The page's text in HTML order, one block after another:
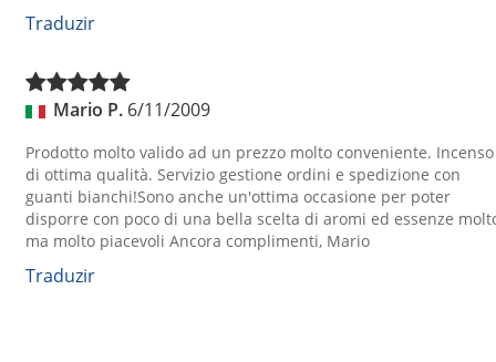
Traduzir
Mario P. 6/11/2009
Prodotto molto valido ad un prezzo molto conveniente. Incenso
di ottima qualità. Servizio gestione ordini e spedizione con
guanti bianchi!Sono anche un'ottima occasione per poter
disporre con poco di una bella scelta di aromi ed essenze
ma molto piacevoli Ancora complimenti, Mario
Traduzir